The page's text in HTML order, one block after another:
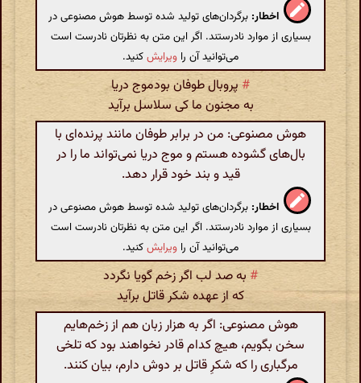
اخطار: برگردان‌های تولید شده توسط هوش مصنوعی در
بسیاری از موارد نادرستند. اگر این متن به نظرتان نادرست است
می‌توانید آن را ویرایشکنید.
# پروبال طوفان بودموج دریا
به مجنون ما کی سلاسل برآید
هوش مصنوعی: من در برابر طوفان مانند پرنده‌ای با
بال‌های گشوده هستم و موج دریا نمی‌تواند ما را در
قید و بند خود قرار دهد.
اخطار: برگردان‌های تولید شده توسط هوش مصنوعی در
بسیاری از موارد نادرستند. اگر این متن به نظرتان نادرست است
می‌توانید آن را ویرایشکنید.
# به صد لب اگر زخم گویا نگردد
که از عهده شکر قاتل برآید
هوش مصنوعی: اگر به هزار زبان هم از زخم‌هایم
سخن بگویم، هیچ کدام قادر نخواهند بود که تلخی
مرگباری را که شکرِ قاتل بر دوش دارم، بیان کنند.